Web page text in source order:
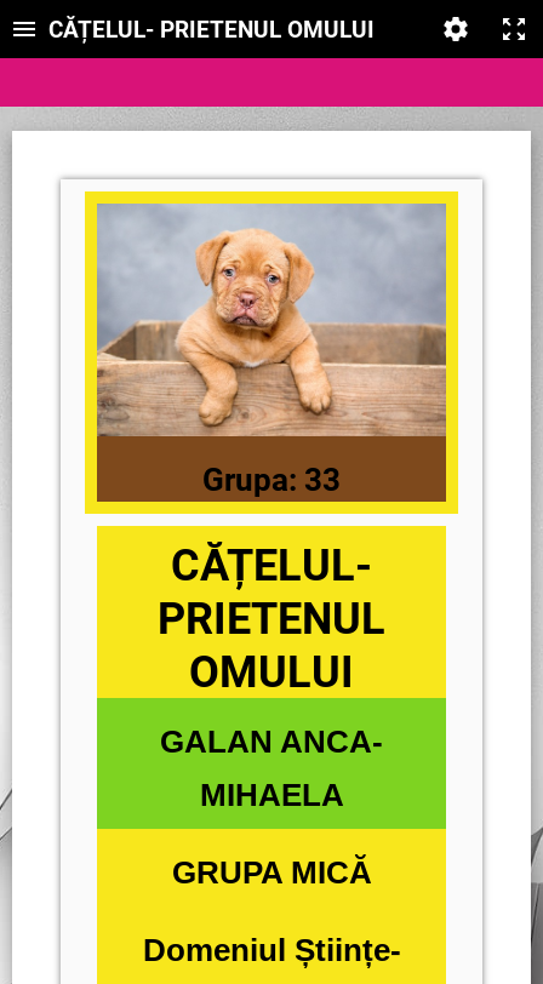
CĂȚELUL- PRIETENUL OMULUI
Grupa: 33
CĂȚELUL-
PRIETENUL
OMULUI
GALAN ANCA-
MIHAELA
GRUPA MICĂ
Domeniul Științe-